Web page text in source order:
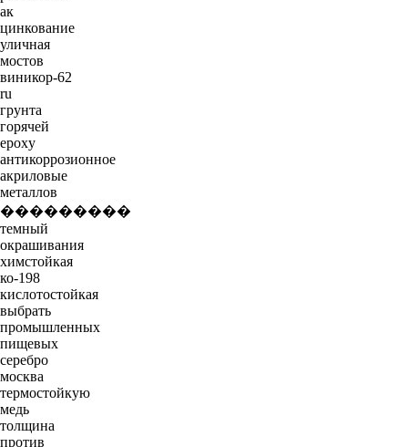
ак
цинкование
уличная
мостов
виникор-62
ru
грунта
горячей
epoxy
антикоррозионное
акриловые
металлов
���������
темный
окрашивания
химстойкая
ко-198
кислотостойкая
выбрать
промышленных
пищевых
серебро
москва
термостойкую
медь
толщина
против